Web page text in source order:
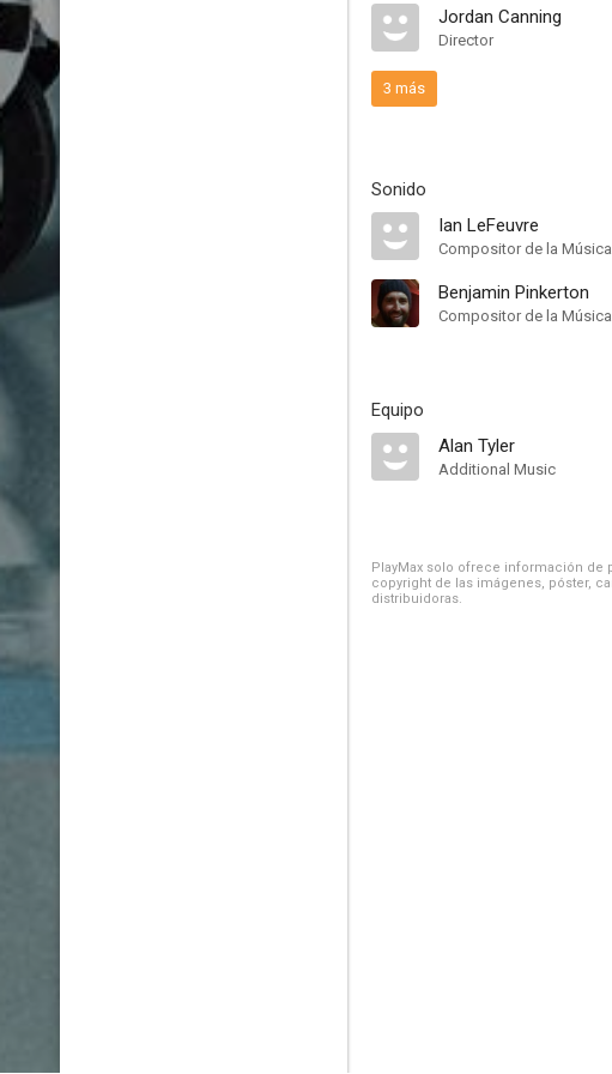
Jordan Canning
Director
3 más
Sonido
Ian LeFeuvre
Compositor de la Música
Benjamin Pinkerton
Compositor de la Música
Equipo
Alan Tyler
Additional Music
PlayMax solo ofrece información de
copyright de las imágenes, póster,
distribuidoras.